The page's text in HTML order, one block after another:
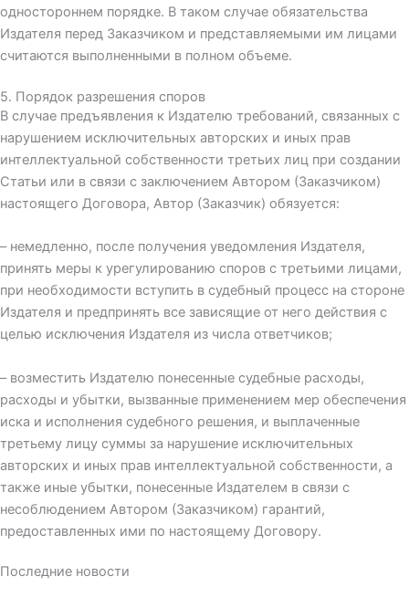
одностороннем порядке. В таком случае обязательства
Издателя перед Заказчиком и представляемыми им лицами
считаются выполненными в полном объеме.
5. Порядок разрешения споров
В случае предъявления к Издателю требований, связанных с
нарушением исключительных авторских и иных прав
интеллектуальной собственности третьих лиц при создании
Статьи или в связи с заключением Автором (Заказчиком)
настоящего Договора, Автор (Заказчик) обязуется:
– немедленно, после получения уведомления Издателя,
принять меры к урегулированию споров с третьими лицами,
при необходимости вступить в судебный процесс на стороне
Издателя и предпринять все зависящие от него действия с
целью исключения Издателя из числа ответчиков;
– возместить Издателю понесенные судебные расходы,
расходы и убытки, вызванные применением мер обеспечения
иска и исполнения судебного решения, и выплаченные
третьему лицу суммы за нарушение исключительных
авторских и иных прав интеллектуальной собственности, а
также иные убытки, понесенные Издателем в связи с
несоблюдением Автором (Заказчиком) гарантий,
предоставленных ими по настоящему Договору.
Последние новости